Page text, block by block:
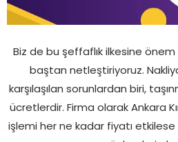
Biz de bu şeffaflık ilkesine
baştan netleştiriyoruz.
karşılaşılan sorunlardan biri,
ücretlerdir. Firma olarak Ankara
işlemi her ne kadar fiyatı